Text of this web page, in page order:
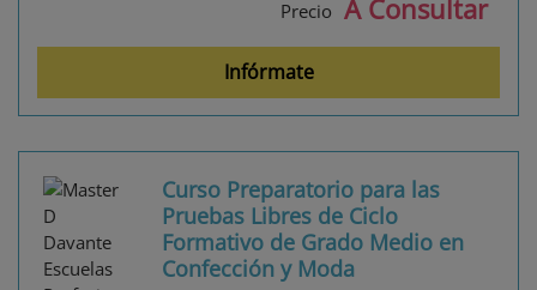
Precio A Consultar
Infórmate
Curso Preparatorio para las
Pruebas Libres de Ciclo
Formativo de Grado Medio en
Confección y Moda